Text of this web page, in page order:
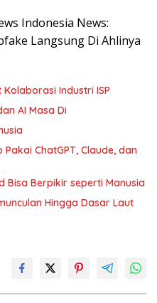
Indonesia News:
Langsung Di Ahlinya
Industri ISP
AI Masa Di
ChatGPT, Claude, dan
Bisa Berpikir seperti Manusia
Hingga Dasar Laut